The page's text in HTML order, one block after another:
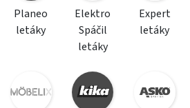
Planeo
letáky
Elektro
Spáčil
letáky
Expert
letáky